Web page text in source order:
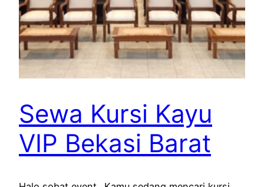
Sewa Kursi Kayu
VIP Bekasi Barat